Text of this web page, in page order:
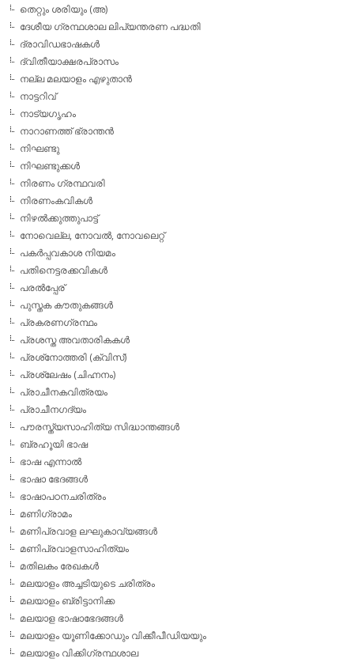
തെറ്റും ശരിയും (അ)
ദേശീയ ഗ്രന്ഥശാല ലിപ്യന്തരണ പദ്ധതി
ദ്രാവിഡഭാഷകള്‍
ദ്വിതീയാക്ഷരപ്രാസം
നല്ല മലയാളം എഴുതാന്‍
നാട്ടറിവ്
നാട്യഗൃഹം
നാറാണത്ത് ഭ്രാന്തന്‍
നിഘണ്ടു
നിഘണ്ടുക്കള്‍
നിരണം ഗ്രന്ഥവരി
നിരണംകവികള്‍
നിഴല്‍ക്കുത്തുപാട്ട്
നോവെല്ല, നോവല്‍, നോവലെറ്റ്
പകര്‍പ്പവകാശ നിയമം
പതിനെട്ടരക്കവികള്‍
പരല്‍പ്പേര്
പുസ്തക കൗതുകങ്ങള്‍
പ്രകരണഗ്രന്ഥം
പ്രശസ്ത അവതാരികകള്‍
പ്രശ്‌നോത്തരി (ക്വിസ്)
പ്രശ്ലേഷം (ചിഹ്നനം)
പ്രാചീനകവിത്രയം
പ്രാചീനഗദ്യം
പൗരസ്ത്യസാഹിത്യ സിദ്ധാന്തങ്ങള്‍
ബ്രഹൂയി ഭാഷ
ഭാഷ എന്നാല്‍
ഭാഷാ ഭേദങ്ങള്‍
ഭാഷാപഠനചരിത്രം
മണിഗ്രാമം
മണിപ്രവാള ലഘുകാവ്യങ്ങള്‍
മണിപ്രവാളസാഹിത്യം
മതിലകം രേഖകള്‍
മലയാളം അച്ചടിയുടെ ചരിത്രം
മലയാളം ബ്രിട്ടാനിക്ക
മലയാള ഭാഷാഭേദങ്ങള്‍
മലയാളം യൂണിക്കോഡും വിക്കീപീഡിയയും
മലയാളം വിക്കിഗ്രന്ഥശാല